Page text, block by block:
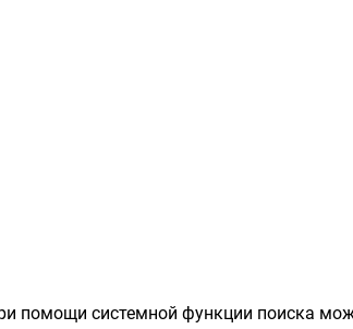
помощи системной функции поиска